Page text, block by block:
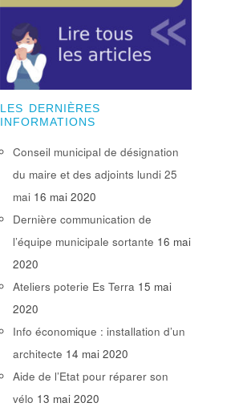
LES DERNIÈRES
INFORMATIONS
Conseil municipal de désignation
du maire et des adjoints lundi 25
mai 16 mai 2020
Dernière communication de
l’équipe municipale sortante 16 mai
2020
Ateliers poterie Es Terra 15 mai
2020
Info économique : installation d’un
architecte 14 mai 2020
Aide de l’Etat pour réparer son
vélo 13 mai 2020